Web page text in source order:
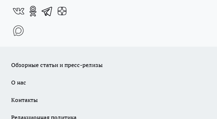
Обзорные статьи и пресс-релизы
О нас
Контакты
Редакционная политика